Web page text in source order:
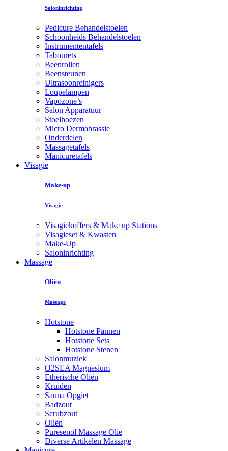
Saloninrichting
Pedicure Behandelstoelen
Schoonheids Behandelstoelen
Instrumententafels
Tabourets
Beenrollen
Beensteunen
Ultrasoonreinigers
Loupelampen
Vapozone’s
Salon Apparatuur
Stoelhoezen
Micro Dermabrassie
Onderdelen
Massagetafels
Manicuretafels
Visagie
Make-up
Visagie
Visagiekoffers & Make up Stations
Visagieset & Kwasten
Make-Up
Saloninrichting
Massage
Oliën
Massage
Hotstone
Hotstone Pannen
Hotstone Sets
Hotstone Stenen
Salonmuziek
O2SEA Magnesium
Etherische Oliën
Kruiden
Sauna Opgiet
Badzout
Scrubzout
Oliën
Puresenol Massage Olie
Diverse Artikelen Massage